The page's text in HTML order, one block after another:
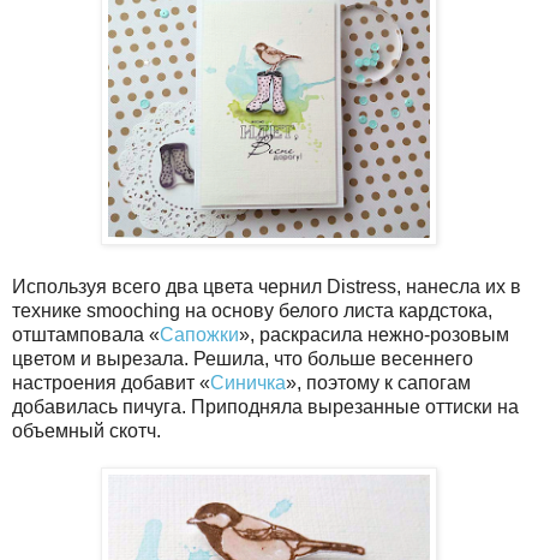
Используя всего два цвета чернил Distress, нанесла их в
технике smooching на основу белого листа кардстока,
отштамповала «Сапожки», раскрасила нежно-розовым
цветом и вырезала. Решила, что больше весеннего
настроения добавит «Синичка», поэтому к сапогам
добавилась пичуга. Приподняла вырезанные оттиски на
объемный скотч.